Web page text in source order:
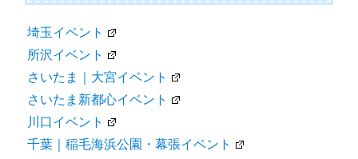
埼玉イベント
所沢イベント
さいたま｜大宮イベント
さいたま新都心イベント
川口イベント
千葉｜稲毛海浜公園・幕張イベント